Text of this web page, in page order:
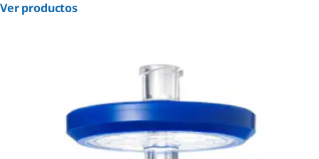
Ver productos